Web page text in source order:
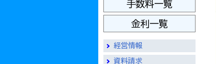
手数料一覧
金利一覧
経営情報
資料請求